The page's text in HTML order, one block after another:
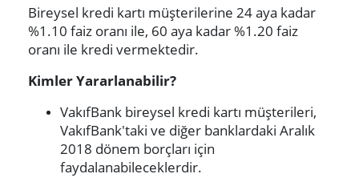
Bireysel kredi kartı müşterilerine 24 aya kadar
%1.10 faiz oranı ile, 60 aya kadar %1.20 faiz
oranı ile kredi vermektedir.
Kimler Yararlanabilir?
VakıfBank bireysel kredi kartı müşterileri,
VakıfBank'taki ve diğer banklardaki Aralık
2018 dönem borçları için
faydalanabileceklerdir.